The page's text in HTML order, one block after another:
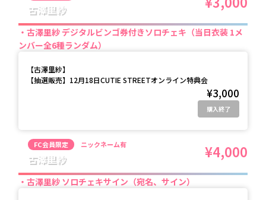
古澤里紗
古澤里紗 デジタルビンゴ券付きソロチェキ（当日衣装 1メ
ンバー全6種ランダム）
【古澤里紗】
【抽選販売】12月18日CUTIE STREETオンライン特典会
¥3,000
購入終了
FC会員限定 ニックネーム有
古澤里紗 ¥4,000
古澤里紗 ソロチェキサイン（宛名、サイン）